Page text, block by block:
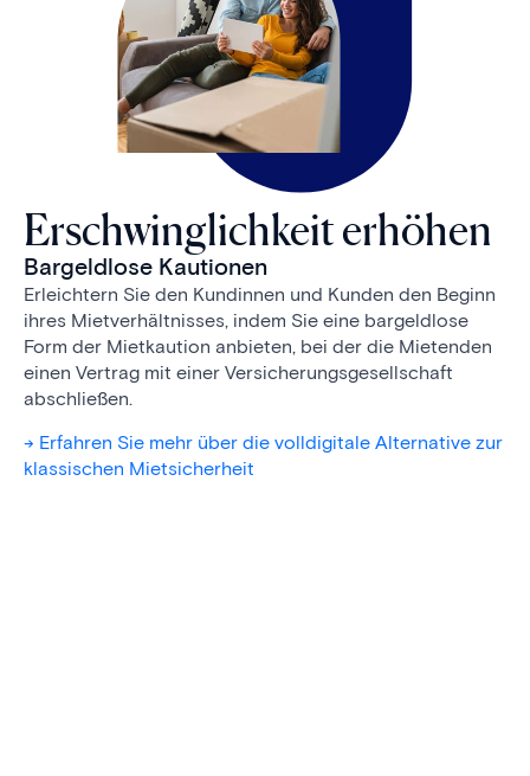
Erschwinglichkeit erhöhen
Bargeldlose Kautionen
Erleichtern Sie den Kundinnen und Kunden den Beginn
ihres Mietverhältnisses, indem Sie eine bargeldlose
Form der Mietkaution anbieten, bei der die Mietenden
einen Vertrag mit einer Versicherungsgesellschaft
abschließen.
-> Erfahren Sie mehr über die volldigitale Alternative zur
klassischen Mietsicherheit